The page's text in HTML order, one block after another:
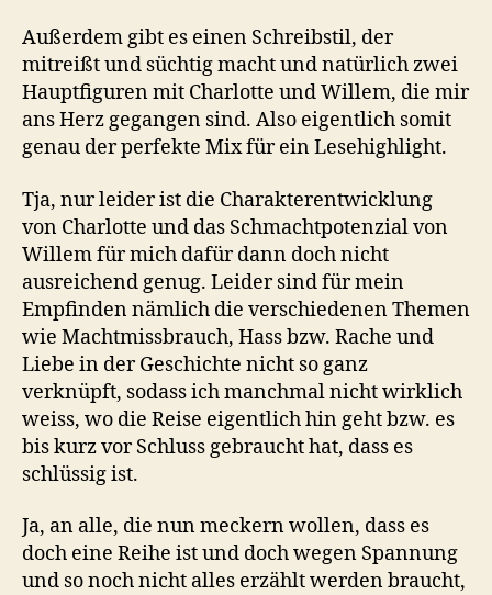
Außerdem gibt es einen Schreibstil, der
mitreißt und süchtig macht und natürlich zwei
Hauptfiguren mit Charlotte und Willem, die mir
ans Herz gegangen sind. Also eigentlich somit
genau der perfekte Mix für ein Lesehighlight.
Tja, nur leider ist die Charakterentwicklung
von Charlotte und das Schmachtpotenzial von
Willem für mich dafür dann doch nicht
ausreichend genug. Leider sind für mein
Empfinden nämlich die verschiedenen Themen
wie Machtmissbrauch, Hass bzw. Rache und
Liebe in der Geschichte nicht so ganz
verknüpft, sodass ich manchmal nicht wirklich
weiss, wo die Reise eigentlich hin geht bzw. es
bis kurz vor Schluss gebraucht hat, dass es
schlüssig ist.
Ja, an alle, die nun meckern wollen, dass es
doch eine Reihe ist und doch wegen Spannung
und so noch nicht alles erzählt werden braucht,